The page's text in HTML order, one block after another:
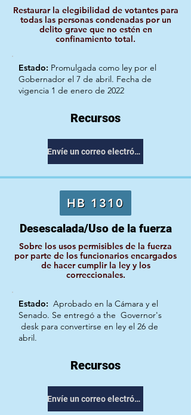
Restaurar la elegibilidad de votantes para
todas las personas condenadas por un
delito grave que no estén en
confinamiento total.
Estado: Promulgada como ley por el
Gobernador el 7 de abril. Fecha de
vigencia 1 de enero de 2022
Recursos
Envíe un correo electrónico a su representante
HB 1310
Desescalada/Uso de la fuerza
Sobre los usos permisibles de la fuerza
por parte de los funcionarios encargados
de hacer cumplir la ley y los
correccionales.
Estado: Aprobado en la Cámara y el
Senado. Se entregó a the Governor's
desk para convertirse en ley el 26 de
abril.
Recursos
Envíe un correo electrónico a su representante